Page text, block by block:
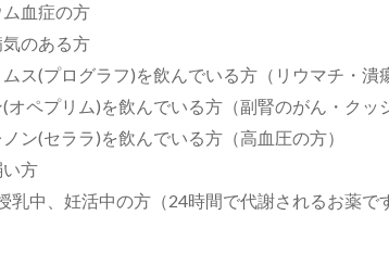
ム血症の方
気のある方
ムス(プログラフ)を飲んでいる方（リウマチ・潰
(オペプリム)を飲んでいる方（副腎のがん・クッ
ノン(セララ)を飲んでいる方（高血圧の方）
い方
乳中、妊活中の方（24時間で代謝されるお薬で